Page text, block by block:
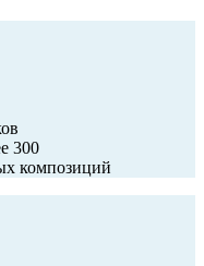
300
композиций